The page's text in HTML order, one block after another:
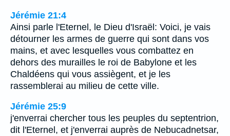
Jérémie 21:4
Ainsi parle l'Eternel, le Dieu d'Israël: Voici, je vais
détourner les armes de guerre qui sont dans vos
mains, et avec lesquelles vous combattez en
dehors des murailles le roi de Babylone et les
Chaldéens qui vous assiègent, et je les
rassemblerai au milieu de cette ville.
Jérémie 25:9
j'enverrai chercher tous les peuples du septentrion,
dit l'Eternel, et j'enverrai auprès de Nebucadnetsar,